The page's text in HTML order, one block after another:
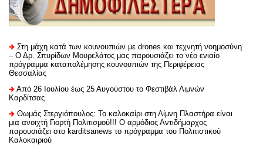
Στη μάχη κατά των κουνουπιών με drones και τεχνητή νοημοσύνη
– Ο Δρ. Σπυρίδων Μουρελάτος μας παρουσιάζει το νέο ενιαίο
πρόγραμμα καταπολέμησης κουνουπιών της Περιφέρειας
Θεσσαλίας
Από 26 Ιουλίου έως 25 Αυγούστου το Φεστιβάλ Λιμνών
Καρδίτσας
Θωμάς Στεργιόπουλος: Το καλοκαίρι στη Λίμνη Πλαστήρα είναι
μια ανοιχτή Γιορτή Πολιτισμού!!! Ο αρμόδιος Αντιδήμαρχος
παρουσιάζει στο karditsanews το πρόγραμμα του Πολιτιστικού
Καλοκαιριού